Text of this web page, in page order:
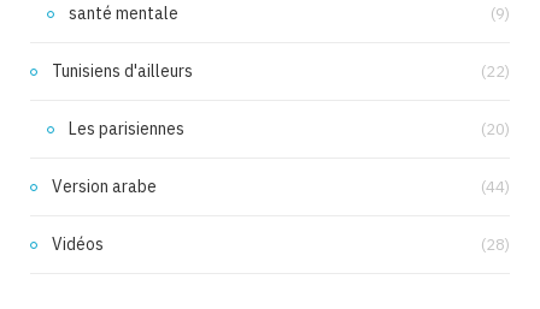
santé mentale (9)
Tunisiens d'ailleurs (22)
Les parisiennes (20)
Version arabe (44)
Vidéos (28)